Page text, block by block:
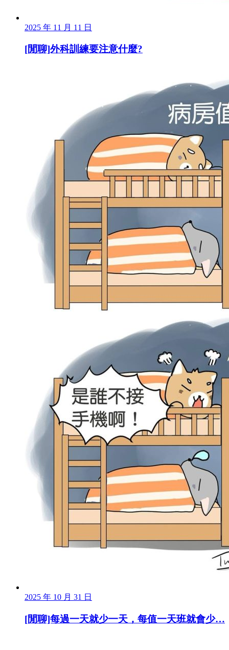
2025 年 11 月 11 日
[閒聊]外科訓練要注意什麼?
2025 年 10 月 31 日
[閒聊]每過一天就少一天，每值一天班就會少…